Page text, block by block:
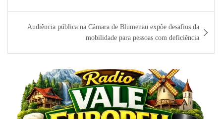
Post
Audiência pública na Câmara de Blumenau expõe desafios da
mobilidade para pessoas com deficiência